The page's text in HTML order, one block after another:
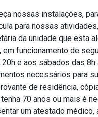
nossas instalações,
para nossas
da unidade que esta
em funcionamento de
20h e aos sábados das 8h
necessários para
de residência,
70 anos ou mais é
um atestado médico,